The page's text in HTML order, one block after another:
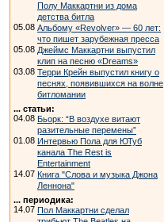
Полу Маккартни из дома
детства битла
05.08 Альбому «Revolver» — 60 лет:
что пишет зарубежная пресса
05.08 Джеймс Маккартни выпустил
клип на песню «Dreams»
03.08 Терри Крейн выпустил книгу о
песнях, появившихся на волне
битломании
... статьи:
04.08 Бьорк: “В воздухе витают
разительные перемены”
01.08 Интервью Пола для ЮТуб
канала The Rest is
Entertainment
14.07 Книга "Слова и музыка Джона
Леннона"
... периодика:
14.07 Пол Маккартни сделал